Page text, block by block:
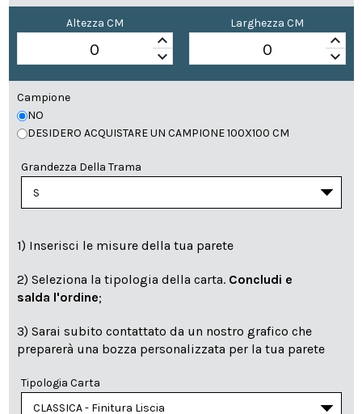
Altezza CM
keyboard_arrow_up
keyboard_arrow_down
Larghezza CM
keyboard_arrow_up
keyboard_arrow_down
Campione
NO
DESIDERO ACQUISTARE UN CAMPIONE 100X100 CM
Grandezza Della Trama
1) Inserisci le misure della tua parete
2) Seleziona la tipologia della carta. Concludi e
salda l'ordine;
3) Sarai subito contattato da un nostro grafico che
preparerà una bozza personalizzata per la tua parete
Tipologia Carta